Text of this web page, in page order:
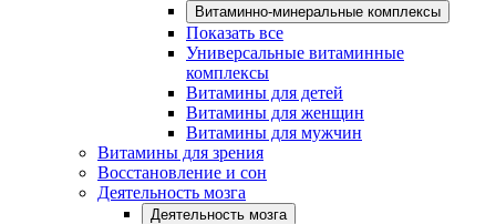
Витаминно-минеральные комплексы
Показать все
Универсальные витаминные
комплексы
Витамины для детей
Витамины для женщин
Витамины для мужчин
Витамины для зрения
Восстановление и сон
Деятельность мозга
Деятельность мозга